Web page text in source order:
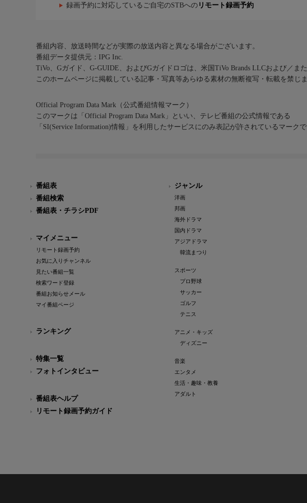
録画予約に対応しているご自宅のSTBへの リモート録画予約
番組内容、放送時間などが実際の放送内容と異なる場合がございます。
番組データ提供元：IPG Inc.
TiVo、Gガイド、G-GUIDE、およびGガイドロゴは、米国TiVo Brands LLCおよび／ま
このホームページに掲載している記事・写真等あらゆる素材の無断複写・転載を禁じま
Official Program Data Mark（公式番組情報マーク）
このマークは「Official Program Data Mark」といい、テレビ番組の公式情報である
「SI(Service Information)情報」を利用したサービスにのみ表記が許されているマークで
番組表
番組検索
番組表・チラシPDF
マイメニュー
リモート録画予約
お気に入りチャンネル
見たい番組一覧
検索ワード登録
番組お知らせメール
マイ番組ページ
ランキング
特集一覧
フォトインタビュー
番組表ヘルプ
リモート録画予約ガイド
ジャンル
洋画
邦画
海外ドラマ
国内ドラマ
アジアドラマ
韓流まつり
スポーツ
プロ野球
サッカー
ゴルフ
テニス
アニメ・キッズ
ディズニー
音楽
エンタメ
生活・趣味・教養
アダルト